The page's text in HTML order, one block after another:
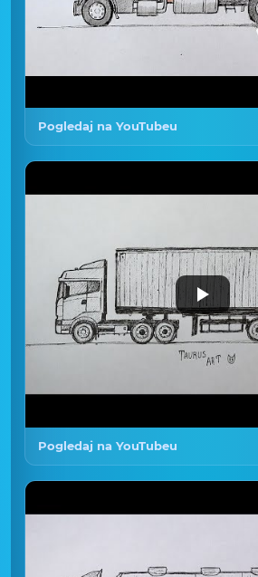
Pogledaj na YouTubeu
Pogledaj na YouTubeu